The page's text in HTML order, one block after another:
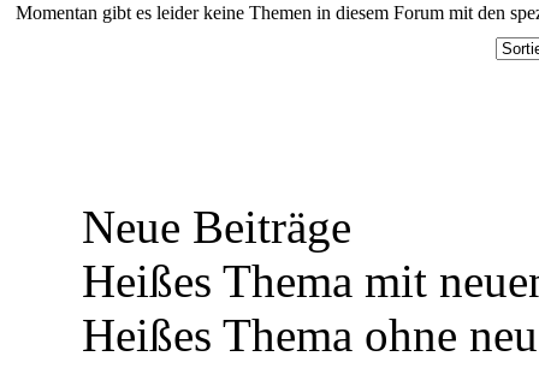
Momentan gibt es leider keine Themen in diesem Forum mit den
Neue Beiträge
Heißes Thema mit
Heißes Thema ohne